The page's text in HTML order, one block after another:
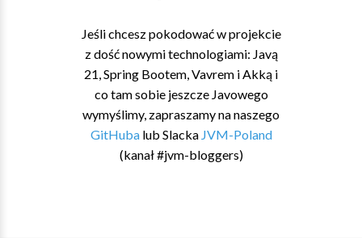
Jeśli chcesz pokodować w projekcie
z dość nowymi technologiami: Javą
21, Spring Bootem, Vavrem i Akką i
co tam sobie jeszcze Javowego
wymyślimy, zapraszamy na naszego
GitHubalub Slacka JVM-Poland
(kanał #jvm-bloggers)